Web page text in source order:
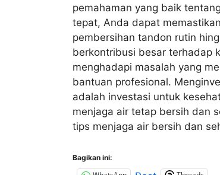
pemahaman yang baik
tepat, Anda dapat
pembersihan tandon rutin
berkontribusi besar terhadap
menghadapi masalah yang
bantuan profesional.
adalah investasi untuk
menjaga air tetap bersih dan
tips menjaga air bersih dan
Bagikan ini: